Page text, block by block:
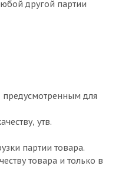
другой партии
предусмотренным для
утв.
партии товара.
товара и только в